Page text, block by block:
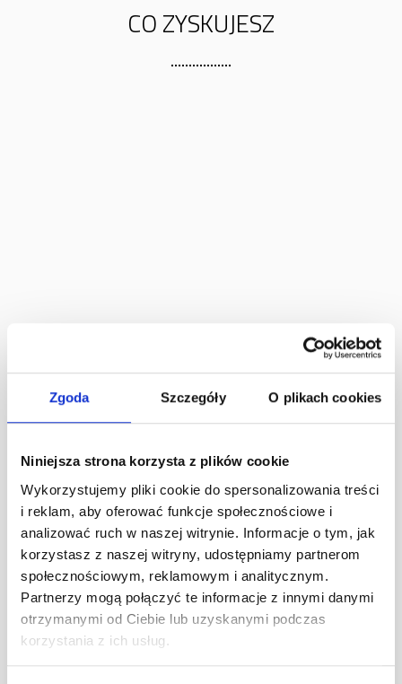
Zgoda Szczegóły O plikach cookies
Niniejsza strona korzysta z plików cookie
Wykorzystujemy pliki cookie do spersonalizowania treści
i reklam, aby oferować funkcje społecznościowe i
analizować ruch w naszej witrynie. Informacje o tym, jak
korzystasz z naszej witryny, udostępniamy partnerom
społecznościowym, reklamowym i analitycznym.
Partnerzy mogą połączyć te informacje z innymi danymi
otrzymanymi od Ciebie lub uzyskanymi podczas
korzystania z ich usług.
CO ZYSKUJESZ